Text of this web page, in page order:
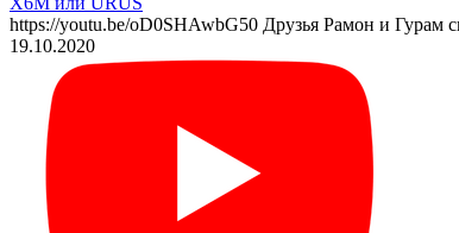
https://youtu.be/oD0SHAwbG50 Друзья Рамон и
19.10.2020